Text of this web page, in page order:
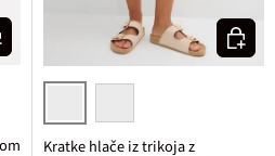
varianto
bledo zelena
črna
Kratke hlače iz trikoja z
Izberi